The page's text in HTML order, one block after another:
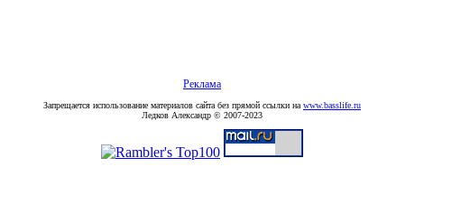
Реклама
Запрещается использование материалов сайта без прямой ссылки на www.basslife.ru
Ледков Александр © 2007-2023